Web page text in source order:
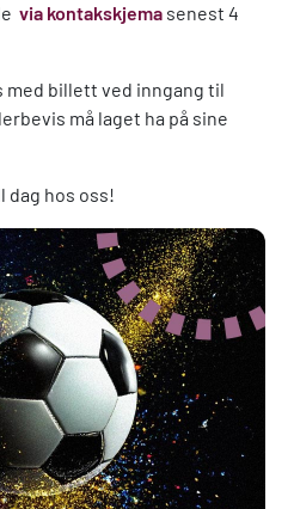
via kontakskjema senest 4
med billett ved inngang til
må laget ha på sine
dag hos oss!